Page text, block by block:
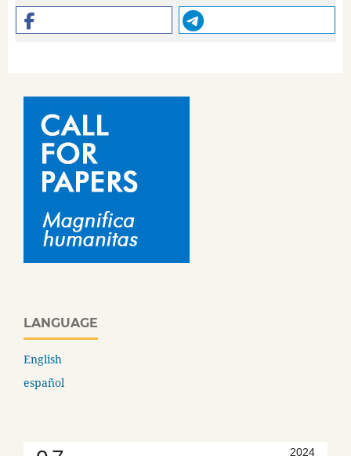
LANGUAGE
English
español
2024